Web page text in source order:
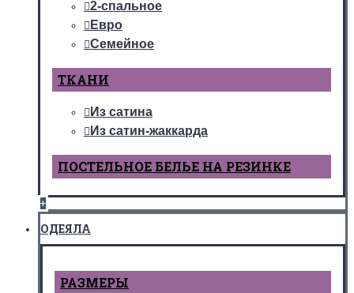
2-спальное
Евро
Семейное
ТКАНИ
Из сатина
Из сатин-жаккарда
ПОСТЕЛЬНОЕ БЕЛЬЕ НА РЕЗИНКЕ
+
ОДЕЯЛА
РАЗМЕРЫ